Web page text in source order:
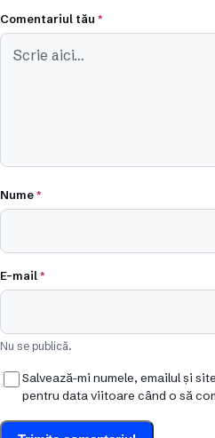
Comentariul tău *
Nume*
E-mail*
Nu se publică.
Salvează-mi numele, emailul și
pentru data viitoare când o să